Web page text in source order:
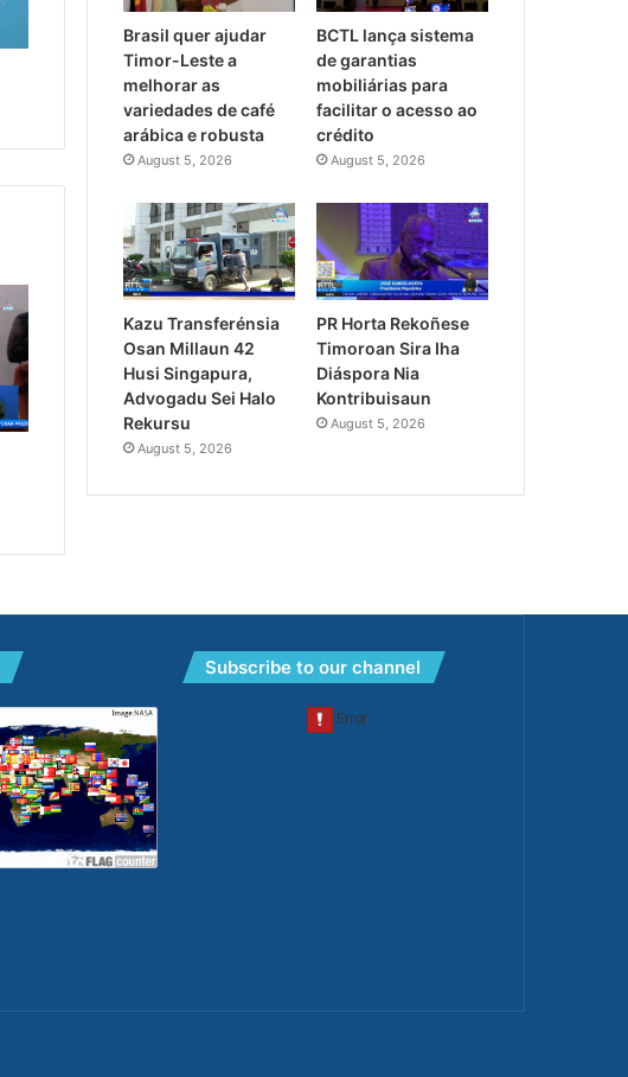
Brasil quer ajudar
Timor-Leste a
melhorar as
variedades de café
arábica e robusta
August 5, 2026
BCTL lança sistema
de garantias
mobiliárias para
facilitar o acesso ao
crédito
August 5, 2026
Kazu Transferénsia
Osan Millaun 42
Husi Singapura,
Advogadu Sei Halo
Rekursu
August 5, 2026
PR Horta Rekoñese
Timoroan Sira Iha
Diáspora Nia
Kontribuisaun
August 5, 2026
Subscribe to our channel